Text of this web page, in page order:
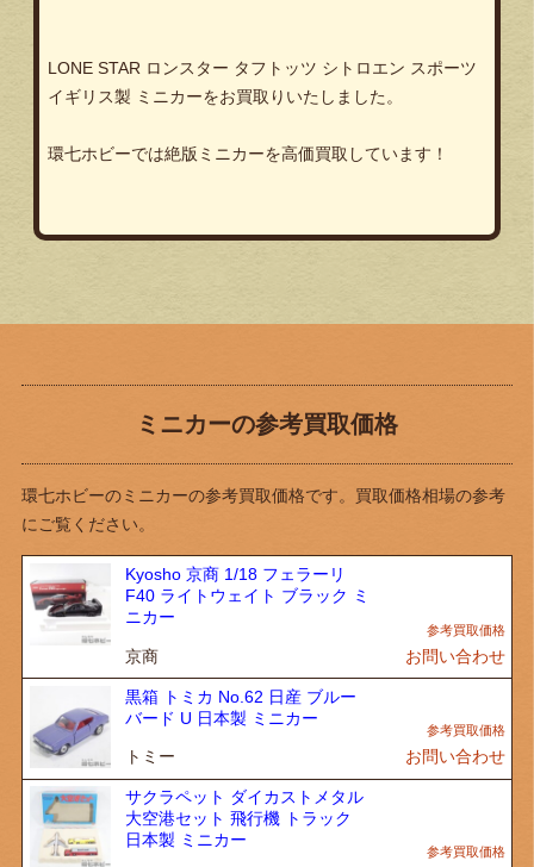
LONE STAR ロンスター タフトッツ シトロエン スポーツ
イギリス製 ミニカーをお買取りいたしました。
環七ホビーでは絶版ミニカーを高価買取しています！
ミニカーの参考買取価格
環七ホビーのミニカーの参考買取価格です。買取価格相場の参考
にご覧ください。
Kyosho 京商 1/18 フェラーリ
F40 ライトウェイト ブラック ミ
ニカー
京商 お問い合わせ
黒箱 トミカ No.62 日産 ブルー
バード U 日本製 ミニカー
トミー お問い合わせ
サクラペット ダイカストメタル
大空港セット 飛行機 トラック
日本製 ミニカー